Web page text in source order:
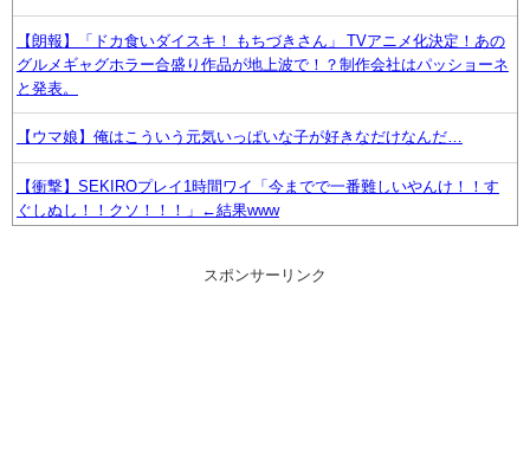
【朗報】「ドカ食いダイスキ！ もちづきさん」 TVアニメ化決定！あの
グルメギャグホラー合盛り作品が地上波で！？制作会社はパッショーネ
と発表。
【ウマ娘】俺はこういう元気いっぱいな子が好きなだけなんだ…
【衝撃】SEKIROプレイ1時間ワイ「今までで一番難しいやんけ！！す
ぐしぬし！！クソ！！！」←結果www
スポンサーリンク